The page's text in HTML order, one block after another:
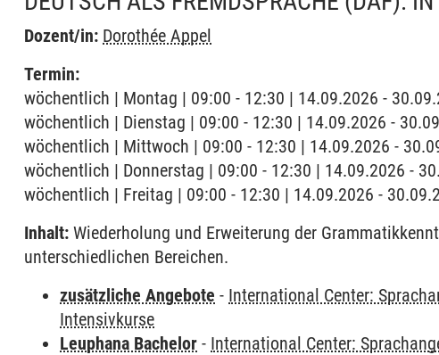
Dozent/in: Dorothée Appel
Termin:
wöchentlich | Montag | 09:00 - 12:30 | 14.09.2026 -
wöchentlich | Dienstag | 09:00 - 12:30 | 14.09.2026 -
wöchentlich | Mittwoch | 09:00 - 12:30 | 14.09.2026 -
wöchentlich | Donnerstag | 09:00 - 12:30 | 14.09.2026 -
wöchentlich | Freitag | 09:00 - 12:30 | 14.09.2026 -
Inhalt: Wiederholung und Erweiterung der
unterschiedlichen Bereichen.
zusätzliche Angebote - International Center:
Intensivkurse
Leuphana Bachelor - International Center: